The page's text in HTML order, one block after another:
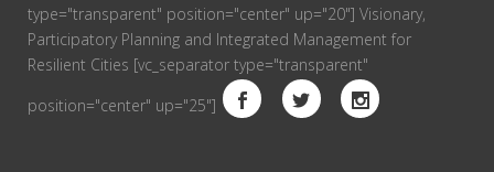
type="transparent" position="center" up="20"] Visionary,
Participatory Planning and Integrated Management for
Resilient Cities [vc_separator type="transparent"
position="center" up="25"]